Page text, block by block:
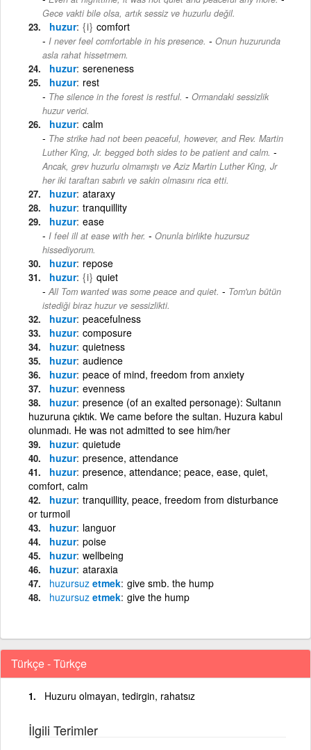
Gece vakti bile olsa, artık sessiz ve huzurlu değil.
huzur {i} comfort
I never feel comfortable in his presence. - Onun huzurunda
asla rahat hissetmem.
huzur sereneness
huzur rest
The silence in the forest is restful. - Ormandaki sessizlik
huzur verici.
huzur calm
The strike had not been peaceful, however, and Rev. Martin
Luther King, Jr. begged both sides to be patient and calm. -
Ancak, grev huzurlu olmamıştı ve Aziz Martin Luther King, Jr
her iki taraftan sabırlı ve sakin olmasını rica etti.
huzur ataraxy
huzur tranquillity
huzur ease
I feel ill at ease with her. - Onunla birlikte huzursuz
hissediyorum.
huzur repose
huzur {i} quiet
All Tom wanted was some peace and quiet. - Tom'un bütün
istediği biraz huzur ve sessizlikti.
huzur peacefulness
huzur composure
huzur quietness
huzur audience
huzur peace of mind, freedom from anxiety
huzur evenness
huzur presence (of an exalted personage): Sultanın
huzuruna çıktık. We came before the sultan. Huzura kabul
olunmadı. He was not admitted to see him/her
huzur quietude
huzur presence, attendance
huzur presence, attendance; peace, ease, quiet,
comfort, calm
huzur tranquillity, peace, freedom from disturbance
or turmoil
huzur languor
huzur poise
huzur wellbeing
huzur ataraxia
huzursuz etmek give smb. the hump
huzursuz etmek give the hump
Türkçe - Türkçe
Huzuru olmayan, tedirgin, rahatsız
İlgili Terimler